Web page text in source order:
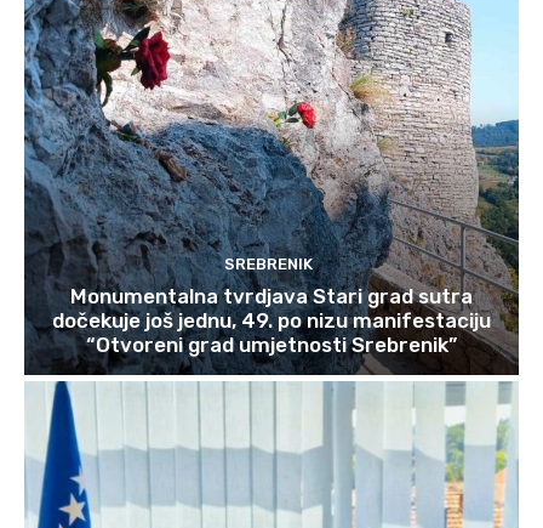
SREBRENIK
Monumentalna tvrdjava Stari grad sutra
dočekuje još jednu, 49. po nizu manifestaciju
“Otvoreni grad umjetnosti Srebrenik”